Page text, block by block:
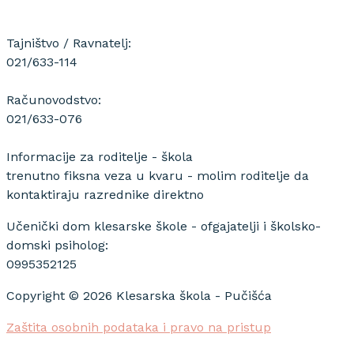
Tajništvo / Ravnatelj:
021/633-114
Računovodstvo:
021/633-076
Informacije za roditelje - škola
trenutno fiksna veza u kvaru - molim roditelje da
kontaktiraju razrednike direktno
Učenički dom klesarske škole - ofgajatelji i školsko-
domski psiholog:
0995352125
Copyright © 2026 Klesarska škola - Pučišća
Zaštita osobnih podataka i pravo na pristup